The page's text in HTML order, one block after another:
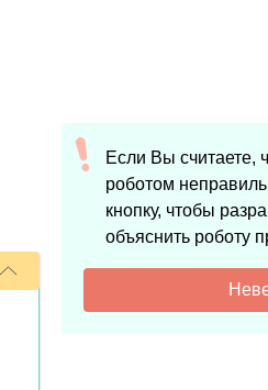
Если Вы считаете,
роботом
кнопку, чтобы
объяснить роботу